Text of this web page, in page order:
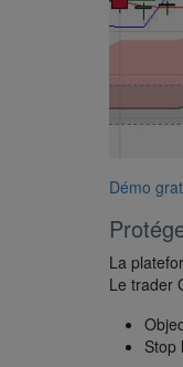
Démo
La
Le trader
Stop